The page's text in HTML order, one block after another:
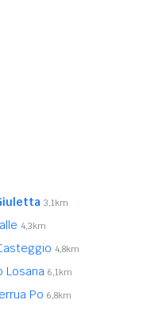
3,1km
4,3km
4,8km
Losana 6,1km
Po 6,8km